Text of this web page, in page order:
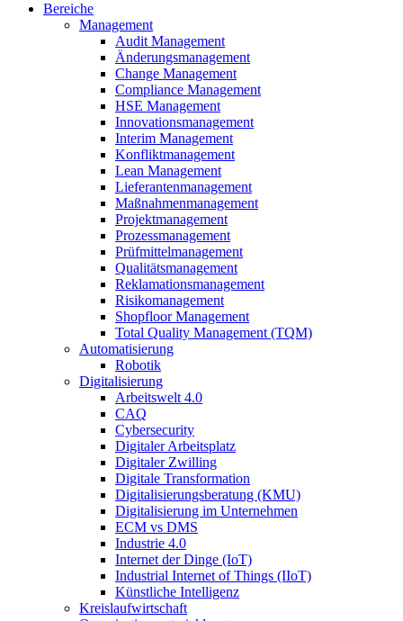
Bereiche
Management
Audit Management
Änderungsmanagement
Change Management
Compliance Management
HSE Management
Innovationsmanagement
Interim Management
Konfliktmanagement
Lean Management
Lieferantenmanagement
Maßnahmenmanagement
Projektmanagement
Prozessmanagement
Prüfmittelmanagement
Qualitätsmanagement
Reklamationsmanagement
Risikomanagement
Shopfloor Management
Total Quality Management (TQM)
Automatisierung
Robotik
Digitalisierung
Arbeitswelt 4.0
CAQ
Cybersecurity
Digitaler Arbeitsplatz
Digitaler Zwilling
Digitale Transformation
Digitalisierungsberatung (KMU)
Digitalisierung im Unternehmen
ECM vs DMS
Industrie 4.0
Internet der Dinge (IoT)
Industrial Internet of Things (IIoT)
Künstliche Intelligenz
Kreislaufwirtschaft